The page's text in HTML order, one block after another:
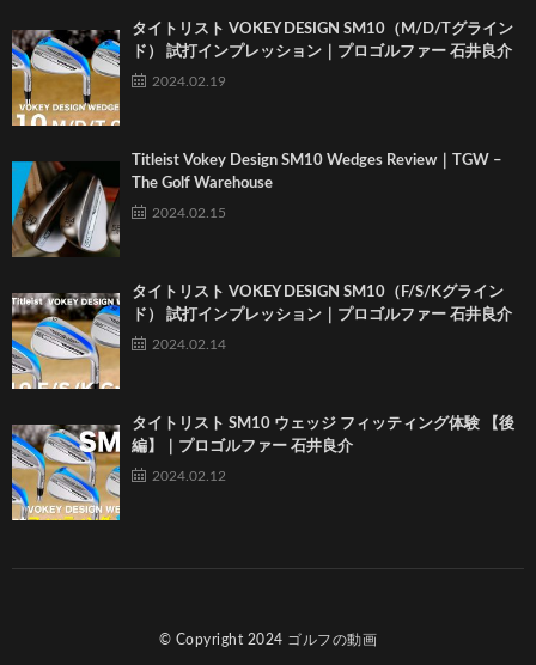
タイトリスト VOKEY DESIGN SM10（M/D/Tグライン
ド） 試打インプレッション｜プロゴルファー 石井良介
2024.02.19
Titleist Vokey Design SM10 Wedges Review｜TGW –
The Golf Warehouse
2024.02.15
タイトリスト VOKEY DESIGN SM10（F/S/Kグライン
ド） 試打インプレッション｜プロゴルファー 石井良介
2024.02.14
タイトリスト SM10 ウェッジ フィッティング体験 【後
編】｜プロゴルファー 石井良介
2024.02.12
© Copyright 2024 ゴルフの動画